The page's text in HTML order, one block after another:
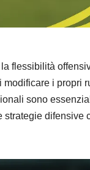
flessibilità
modificare i propri
sono
strategie difensive